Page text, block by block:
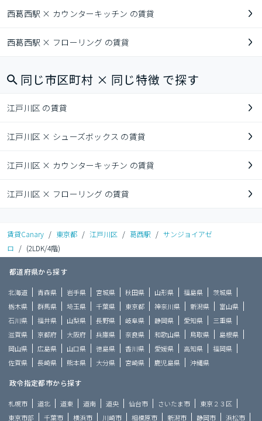
西葛西駅 × カウンターキッチン の賃貸
西葛西駅 × フローリング の賃貸
同じ市区町村 × 同じ特徴 で探す
江戸川区 の賃貸
江戸川区 × シューズボックス の賃貸
江戸川区 × カウンターキッチン の賃貸
江戸川区 × フローリング の賃貸
賃貸Canary / 東京都 / 江戸川区 / 葛西駅 / サンジョイアゼ
ロ / (2LDK/4階)
都道府県から探す
北海道 青森県 岩手県 宮城県 秋田県 山形県 福島県
茨城県
栃木県
群馬県 埼玉県 千葉県 東京都 神奈川県 新潟県
富山県
石川県
福井県 山梨県 長野県 岐阜県 静岡県 愛知県
三重県
滋賀県
京都府 大阪府 兵庫県 奈良県 和歌山県 鳥取県
島根県
岡山県
広島県 山口県 徳島県 香川県 愛媛県 高知県
福岡県
佐賀県
長崎県 熊本県 大分県 宮崎県 鹿児島県 沖縄県
政令指定都市から探す
札幌市 道北 道東 道南 道央 仙台市 さいたま市
東京２３区
東京市部
千葉市 横浜市 川崎市 相模原市 新潟市 静岡市 浜松市